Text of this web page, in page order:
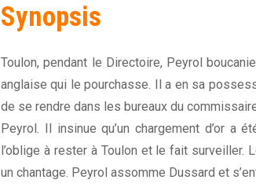
Synopsis
Toulon, pendant le Directoire, Peyrol
anglaise qui le pourchasse. Il a en sa
de se rendre dans les bureaux du
Peyrol. Il insinue qu’un chargement d’or a
l’oblige à rester à Toulon et le fait
un chantage. Peyrol assomme Dussard et